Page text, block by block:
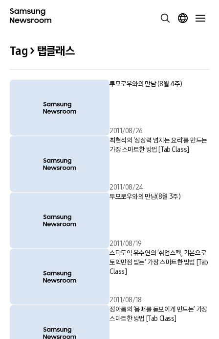
Tag > 탭클래스
투모로우와의 만남 (8월 4주)
2011/08/26
최현석의 ‘상상력 넘치는 요리’를 만드는
가장 스마트한 방법 [Tab Class]
2011/08/24
투모로우와의 만남(8월 3주)
2011/08/19
스타토익 유수연의 ‘취업스펙, 기본으로
토익만점 받는‘ 가장 스마트한 방법 [Tab
Class]
2011/08/18
정아름의 ‘몸매를 돋보이게 만드는’ 가장
스마트한 방법 [Tab Class]